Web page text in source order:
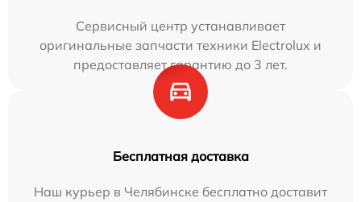
Сервисный центр устанавливает
оригинальные запчасти техники Electrolux и
предоставляет гарантию до 3 лет.
Бесплатная доставка
Наш курьер в Челябинске бесплатно доставит